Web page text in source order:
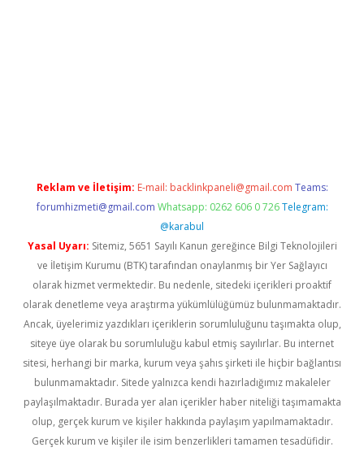
Reklam ve İletişim: E-mail: backlinkpaneli@gmail.com Teams:
forumhizmeti@gmail.com Whatsapp: 0262 606 0 726 Telegram:
@karabul
Yasal Uyarı: Sitemiz, 5651 Sayılı Kanun gereğince Bilgi Teknolojileri
ve İletişim Kurumu (BTK) tarafından onaylanmış bir Yer Sağlayıcı
olarak hizmet vermektedir. Bu nedenle, sitedeki içerikleri proaktif
olarak denetleme veya araştırma yükümlülüğümüz bulunmamaktadır.
Ancak, üyelerimiz yazdıkları içeriklerin sorumluluğunu taşımakta olup,
siteye üye olarak bu sorumluluğu kabul etmiş sayılırlar. Bu internet
sitesi, herhangi bir marka, kurum veya şahıs şirketi ile hiçbir bağlantısı
bulunmamaktadır. Sitede yalnızca kendi hazırladığımız makaleler
paylaşılmaktadır. Burada yer alan içerikler haber niteliği taşımamakta
olup, gerçek kurum ve kişiler hakkında paylaşım yapılmamaktadır.
Gerçek kurum ve kişiler ile isim benzerlikleri tamamen tesadüfidir.